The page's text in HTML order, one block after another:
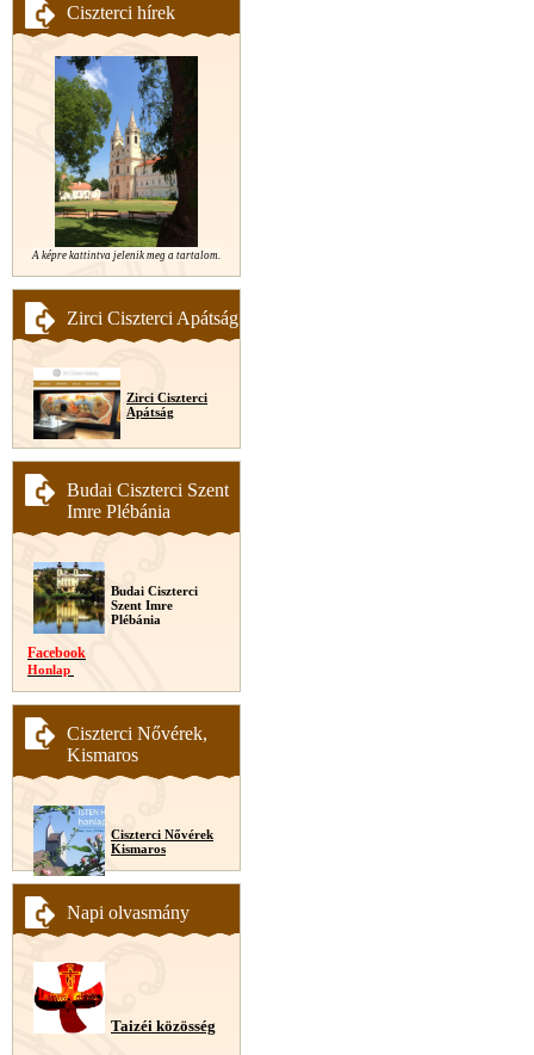
Ciszterci hírek
A képre kattintva jelenik meg a tartalom.
Zirci Ciszterci Apátság
Zirci Ciszterci
Apátság
Budai Ciszterci Szent
Imre Plébánia
Budai Ciszterci
Szent Imre
Plébánia
Facebook
Honlap
Ciszterci Nővérek,
Kismaros
Ciszterci Nővérek
Kismaros
Napi olvasmány
Taizéi közösség